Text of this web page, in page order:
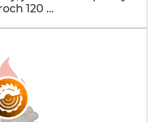
120 …